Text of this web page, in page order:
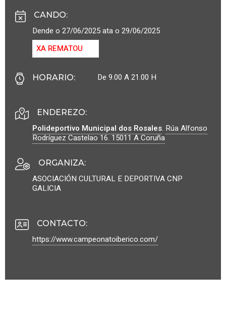
CANDO:
Dende o 27/06/2025 ata o 29/06/2025
XA REMATOU
HORARIO: De 9.00 A 21.00 H
ENDEREZO:
Polideportivo Municipal dos Rosales. Rúa Alfonso
Rodríguez Castelao 16.15011A Coruña
ORGANIZA:
ASOCIACIÓN CULTURAL E DEPORTIVA CNP
GALICIA
CONTACTO:
https://www.campeonatoiberico.com/